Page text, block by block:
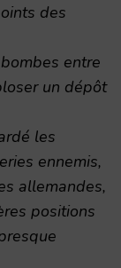
des
entre
un dépôt
les
ennemis,
allemandes,
positions